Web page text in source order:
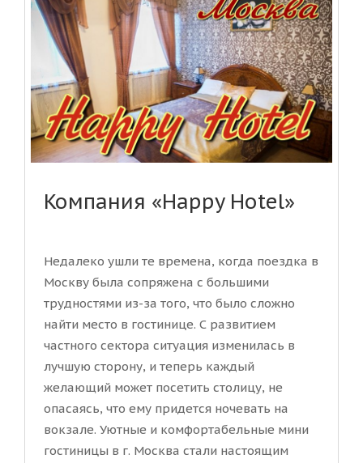
Компания «Happy Hotel»
Недалеко ушли те времена, когда поездка в
Москву была сопряжена с большими
трудностями из-за того, что было сложно
найти место в гостинице. С развитием
частного сектора ситуация изменилась в
лучшую сторону, и теперь каждый
желающий может посетить столицу, не
опасаясь, что ему придется ночевать на
вокзале. Уютные и комфортабельные мини
гостиницы в г. Москва стали настоящим